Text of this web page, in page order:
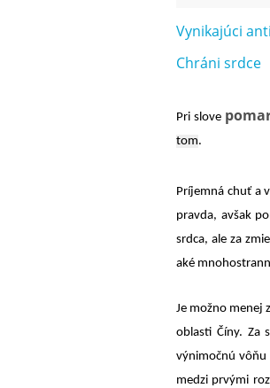
Vynikajúci
Chráni srdce
Pri slove
tom.
Príjemná chuť a
pravda, avšak
srdca, ale za
aké
Je možno menej
oblasti Číny. Za
výnimočnú vôňu
medzi prvými